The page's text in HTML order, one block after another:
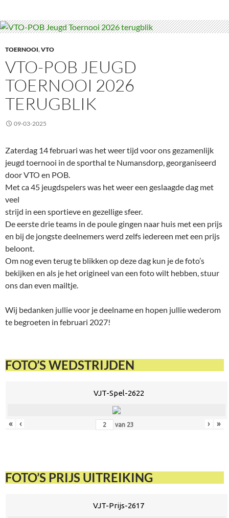
TOERNOOI,VTO
VTO-POB JEUGD
TOERNOOI 2026
TERUGBLIK
09-03-2025
Zaterdag 14 februari was het weer tijd voor ons gezamenlijk
jeugd toernooi in de sporthal te Numansdorp, georganiseerd
door VTO en POB.
Met ca 45 jeugdspelers was het weer een geslaagde dag met
veel
strijd in een sportieve en gezellige sfeer.
De eerste drie teams in de poule gingen naar huis met een prijs
en bij de jongste deelnemers werd zelfs iedereen met een prijs
beloont.
Om nog even terug te blikken op deze dag kun je de foto’s
bekijken en als je het origineel van een foto wilt hebben, stuur
ons dan even mailtje.
Wij bedanken jullie voor je deelname en hopen jullie wederom
te begroeten in februari 2027!
FOTO’S WEDSTRIJDEN
VJT-Spel-2622
« ‹ van 23 › »
FOTO’S PRIJS UITREIKING
VJT-Prijs-2617